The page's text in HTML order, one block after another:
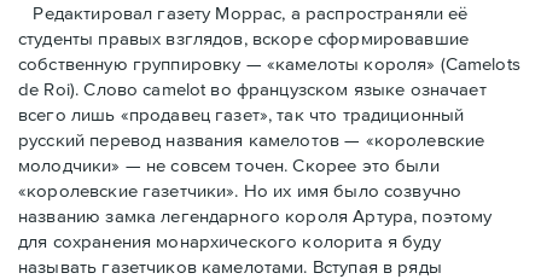
Редактировал газету Моррас, а распространяли её
студенты правых взглядов, вскоре сформировавшие
собственную группировку — «камелоты короля» (Camelots
de Roi). Слово camelot во французском языке означает
всего лишь «продавец газет», так что традиционный
русский перевод названия камелотов — «королевские
молодчики» — не совсем точен. Скорее это были
«королевские газетчики». Но их имя было созвучно
названию замка легендарного короля Артура, поэтому
для сохранения монархического колорита я буду
называть газетчиков камелотами. Вступая в ряды